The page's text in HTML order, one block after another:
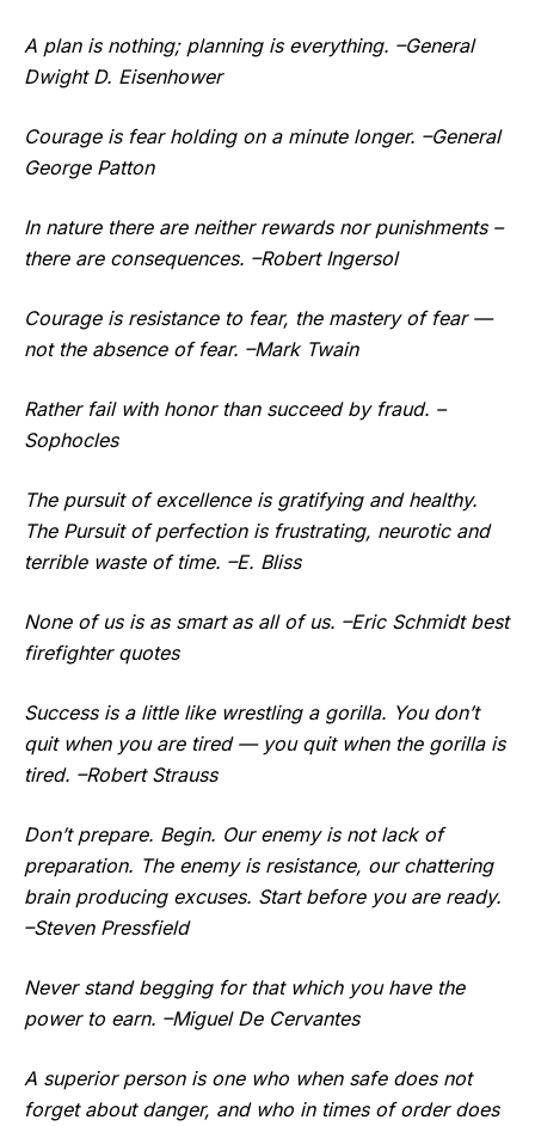
A plan is nothing; planning is everything. –General
Dwight D. Eisenhower
Courage is fear holding on a minute longer. –General
George Patton
In nature there are neither rewards nor punishments –
there are consequences. –Robert Ingersol
Courage is resistance to fear, the mastery of fear —
not the absence of fear. –Mark Twain
Rather fail with honor than succeed by fraud. –
Sophocles
The pursuit of excellence is gratifying and healthy.
The Pursuit of perfection is frustrating, neurotic and
terrible waste of time. –E. Bliss
None of us is as smart as all of us. –Eric Schmidt best
firefighter quotes
Success is a little like wrestling a gorilla. You don’t
quit when you are tired — you quit when the gorilla is
tired. –Robert Strauss
Don’t prepare. Begin. Our enemy is not lack of
preparation. The enemy is resistance, our chattering
brain producing excuses. Start before you are ready.
–Steven Pressfield
Never stand begging for that which you have the
power to earn. –Miguel De Cervantes
A superior person is one who when safe does not
forget about danger, and who in times of order does